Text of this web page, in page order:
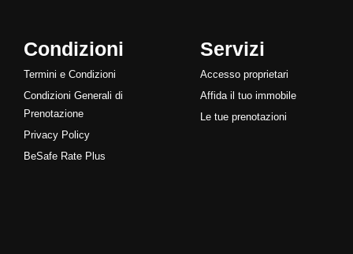
Condizioni
Termini e Condizioni
Condizioni Generali di
Prenotazione
Privacy Policy
BeSafe Rate Plus
Servizi
Accesso proprietari
Affida il tuo immobile
Le tue prenotazioni